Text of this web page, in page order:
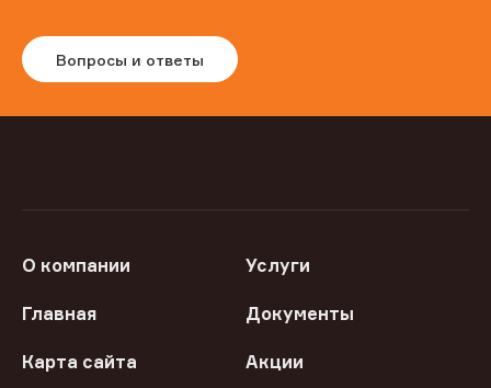
Вопросы и ответы
О компании Услуги
Главная Документы
Карта сайта Акции